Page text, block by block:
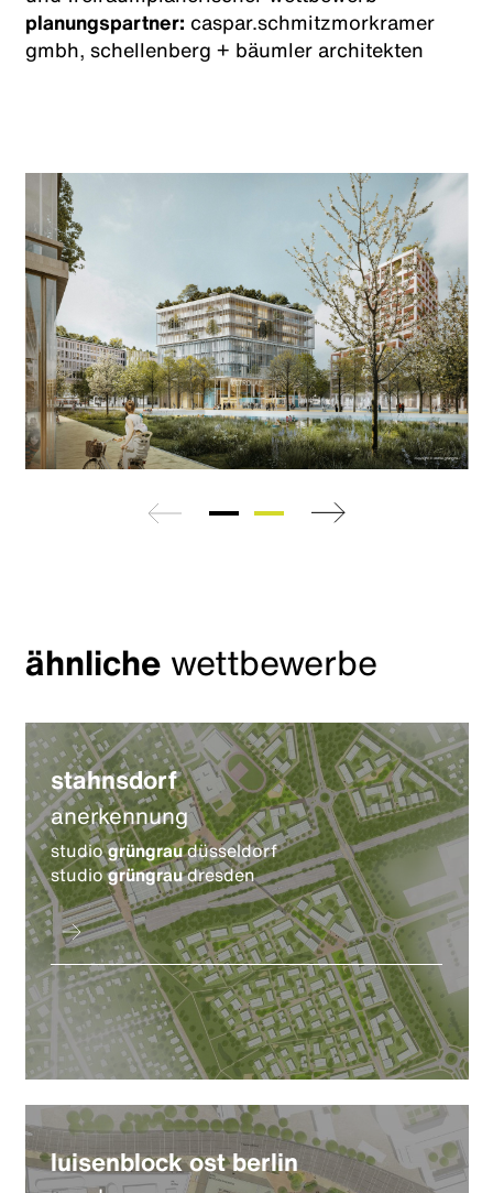
planungspartner: caspar.schmitzmorkramer
gmbh, schellenberg + bäumler architekten
zurück weiter
ähnlichewettbewerbe
stahnsdorf
anerkennung
studiogrüngraudüsseldorf
studiogrüngraudresden
luisenblock ost berlin